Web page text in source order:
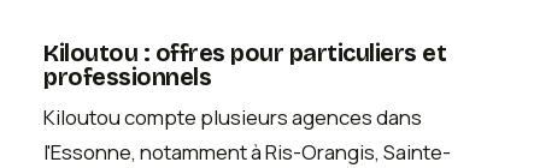
Kiloutou : offres pour particuliers et
professionnels
Kiloutou compte plusieurs agences dans
l'Essonne, notamment à Ris-Orangis, Sainte-